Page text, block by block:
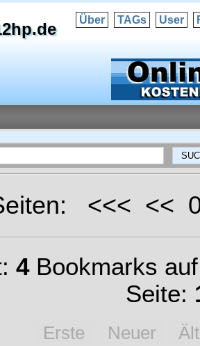
Über TAGs User
<<< <<
4Bookmarks
Seite:
Erste Neuer